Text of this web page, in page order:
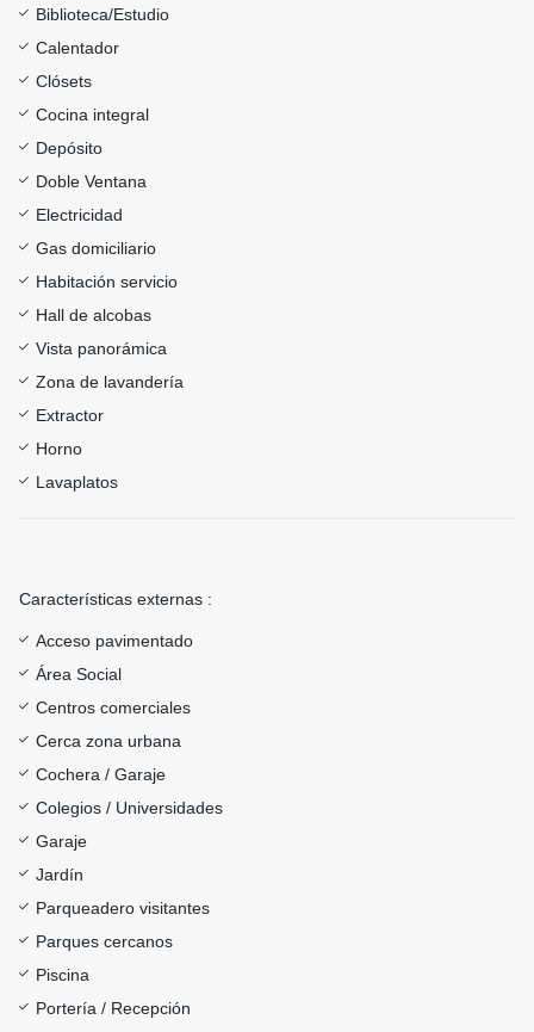
Biblioteca/Estudio
Calentador
Clósets
Cocina integral
Depósito
Doble Ventana
Electricidad
Gas domiciliario
Habitación servicio
Hall de alcobas
Vista panorámica
Zona de lavandería
Extractor
Horno
Lavaplatos
Características externas :
Acceso pavimentado
Área Social
Centros comerciales
Cerca zona urbana
Cochera / Garaje
Colegios / Universidades
Garaje
Jardín
Parqueadero visitantes
Parques cercanos
Piscina
Portería / Recepción